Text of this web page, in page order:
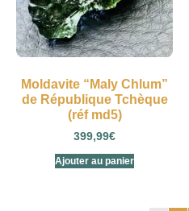
Moldavite “Maly Chlum”
de République Tchèque
(réf md5)
399,99€
Ajouter au panier